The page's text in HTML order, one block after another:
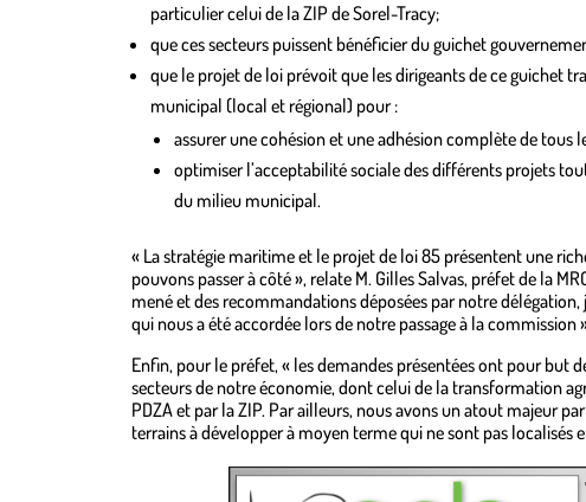
particulier celui de la ZIP de Sorel-Tracy;
que ces secteurs puissent bénéficier du guichet
que le projet de loi prévoit que les dirigeants de ce guichet
municipal (local et régional) pour :
assurer une cohésion et une adhésion complète de tous
optimiser l’acceptabilité sociale des différents projets
du milieu municipal.
« La stratégie maritime et le projet de loi 85 présentent une
pouvons passer à côté », relate M. Gilles Salvas, préfet de la
mené et des recommandations déposées par notre
qui nous a été accordée lors de notre passage à la commission
Enfin, pour le préfet, « les demandes présentées ont pour but
secteurs de notre économie, dont celui de la transformation
PDZA et par la ZIP. Par ailleurs, nous avons un atout majeur
terrains à développer à moyen terme qui ne sont pas localisés